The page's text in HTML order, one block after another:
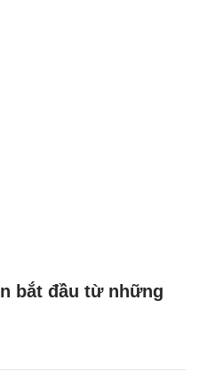
bắt đầu từ những